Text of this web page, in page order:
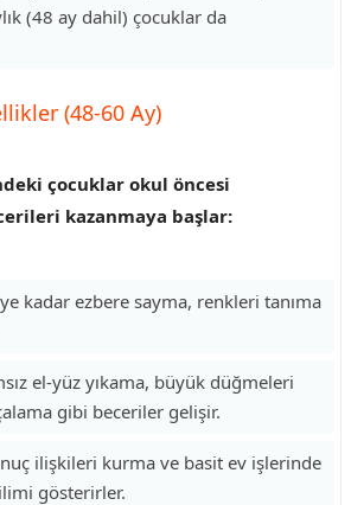
(48 ay dahil) çocuklar da
(48-60 Ay)
çocuklar okul öncesi
kazanmaya başlar:
kadar ezbere sayma, renkleri tanıma
el-yüz yıkama, büyük düğmeleri
gibi beceriler gelişir.
ilişkileri kurma ve basit ev işlerinde
gösterirler.